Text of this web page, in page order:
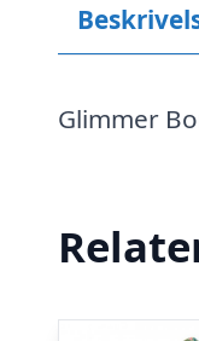
Glimmer